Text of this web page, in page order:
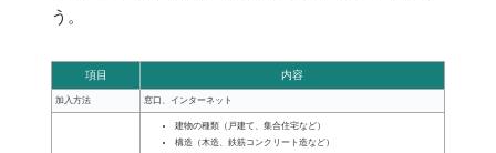
う。
項目 内容
加入方法 窓口、インターネット
建物の種類（戸建て、集合住宅など）
構造（木造、鉄筋コンクリート造など）